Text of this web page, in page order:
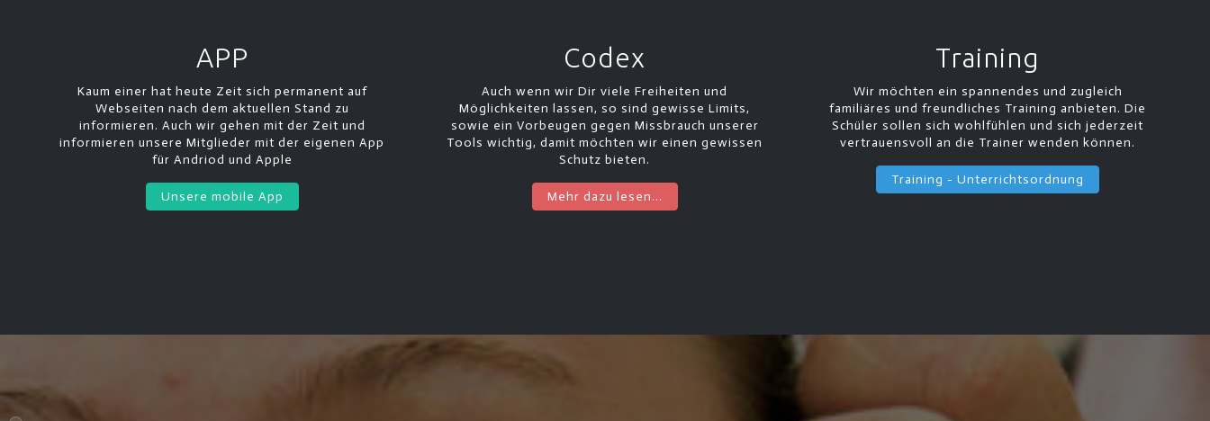
APP
Kaum einer hat heute Zeit sich permanent auf
Webseiten nach dem aktuellen Stand zu
informieren. Auch wir gehen mit der Zeit und
informieren unsere Mitglieder mit der eigenen App
für Andriod und Apple
Unsere mobile App
Codex
Auch wenn wir Dir viele Freiheiten und
Möglichkeiten lassen, so sind gewisse Limits,
sowie ein Vorbeugen gegen Missbrauch unserer
Tools wichtig, damit möchten wir einen gewissen
Schutz bieten.
Mehr dazu lesen...
Training
Wir möchten ein spannendes und zugleich
familiäres und freundliches Training anbieten. Die
Schüler sollen sich wohlfühlen und sich jederzeit
vertrauensvoll an die Trainer wenden können.
Training - Unterrichtsordnung